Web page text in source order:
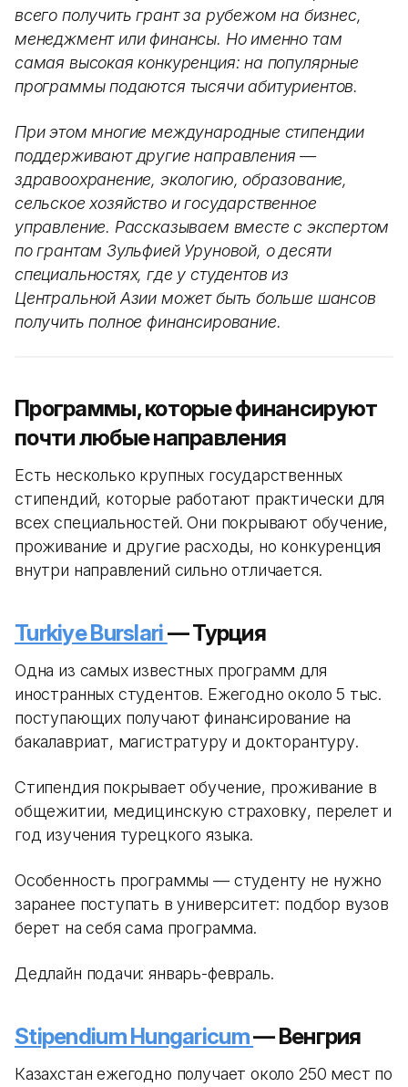
всего получить грант за рубежом на бизнес,
менеджмент или финансы. Но именно там
самая высокая конкуренция: на популярные
программы подаются тысячи абитуриентов.
При этом многие международные стипендии
поддерживают другие направления —
здравоохранение, экологию, образование,
сельское хозяйство и государственное
управление. Рассказываем вместе с экспертом
по грантам Зульфией Уруновой, о десяти
специальностях, где у студентов из
Центральной Азии может быть больше шансов
получить полное финансирование.
Программы, которые финансируют
почти любые направления
Есть несколько крупных государственных
стипендий, которые работают практически для
всех специальностей. Они покрывают обучение,
проживание и другие расходы, но конкуренция
внутри направлений сильно отличается.
Turkiye Burslari— Турция
Одна из самых известных программ для
иностранных студентов. Ежегодно около 5 тыс.
поступающих получают финансирование на
бакалавриат, магистратуру и докторантуру.
Стипендия покрывает обучение, проживание в
общежитии, медицинскую страховку, перелет и
год изучения турецкого языка.
Особенность программы — студенту не нужно
заранее поступать в университет: подбор вузов
берет на себя сама программа.
Дедлайн подачи: январь-февраль.
Stipendium Hungaricum— Венгрия
Казахстан ежегодно получает около 250 мест по